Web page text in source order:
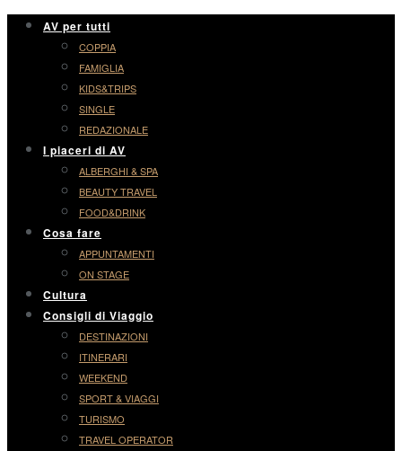
AV per tutti
COPPIA
FAMIGLIA
KIDS&TRIPS
SINGLE
REDAZIONALE
I piaceri di AV
ALBERGHI & SPA
BEAUTY TRAVEL
FOOD&DRINK
Cosa fare
APPUNTAMENTI
ON STAGE
Cultura
Consigli di Viaggio
DESTINAZIONI
ITINERARI
WEEKEND
SPORT & VIAGGI
TURISMO
TRAVEL OPERATOR